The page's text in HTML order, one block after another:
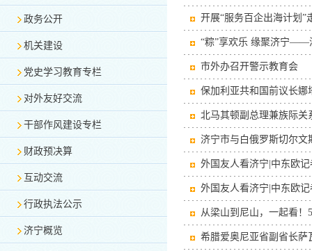
政务公开
机关建设
党史学习教育专栏
对外友好交流
干部作风建设专栏
财政预决算
互动交流
行政执法公示
济宁概览
开展“服务百企出海计划
“粽”享欢乐 缘聚济宁——
市外办召开警示教育会
保加利亚共和国前议长娜
北马其顿副总理兼族际关
济宁市与白俄罗斯切尔
外国友人看济宁|中东欧
外国友人看济宁|中东欧
从梁山到尼山，一起看！
希腊爱奥尼亚省副省长萨